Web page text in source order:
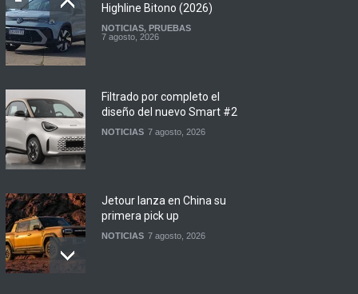
Highline Bitono (2026)
NOTICIAS, PRUEBAS
7 agosto, 2026
Filtrado por completo el
diseño del nuevo Smart #2
NOTICIAS 7 agosto, 2026
Jetour lanza en China su
primera pick up
NOTICIAS 7 agosto, 2026